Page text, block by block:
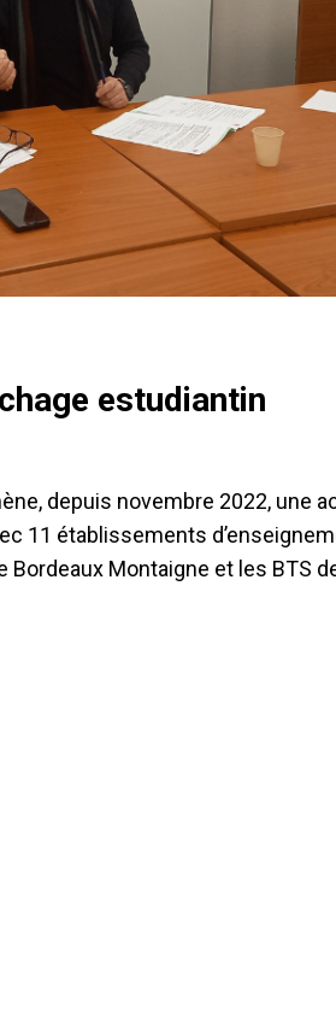
estudiantin
depuis novembre 2022, une
11 établissements
Bordeaux Montaigne et les BTS